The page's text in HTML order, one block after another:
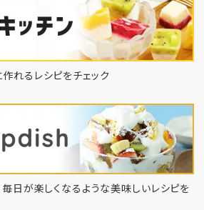
れるレシピをチェック
毎日が楽しくなるような美味しいレシピを